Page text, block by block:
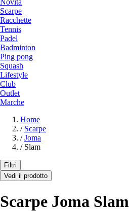
Novità
Scarpe
Racchette
Tennis
Padel
Badminton
Ping pong
Squash
Lifestyle
Club
Outlet
Marche
Home
/ Scarpe
/ Joma
/ Slam
Filtri
Vedi il prodotto
Scarpe Joma Slam